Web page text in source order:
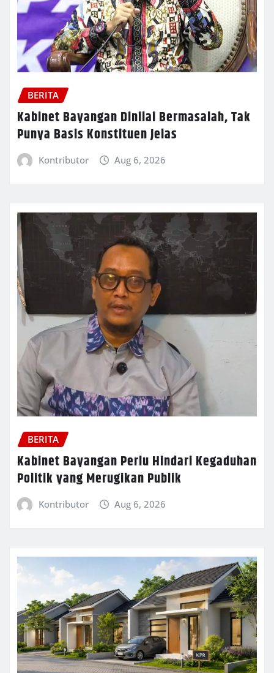
BERITA
Kabinet Bayangan Dinilai Bermasalah, Tak
Punya Basis Konstituen Jelas
Kontributor Aug 6, 2026
BERITA
Kabinet Bayangan Perlu Hindari Kegaduhan
Politik yang Merugikan Publik
Kontributor Aug 6, 2026